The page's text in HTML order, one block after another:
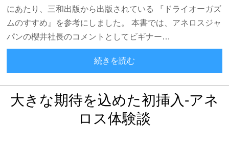
にあたり、三和出版から出版されている 『ドライオーガズ
ムのすすめ』を参考にしました。 本書では、アネロスジャ
パンの櫻井社長のコメントとしてビギナー…
続きを読む
大きな期待を込めた初挿入-アネ
ロス体験談